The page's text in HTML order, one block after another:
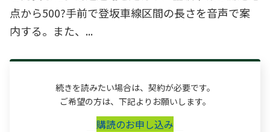
点から500?手前で登坂車線区間の長さを音声で案
内する。また、...
続きを読みたい場合は、契約が必要です。
ご希望の方は、下記よりお願いします。
購読のお申し込み